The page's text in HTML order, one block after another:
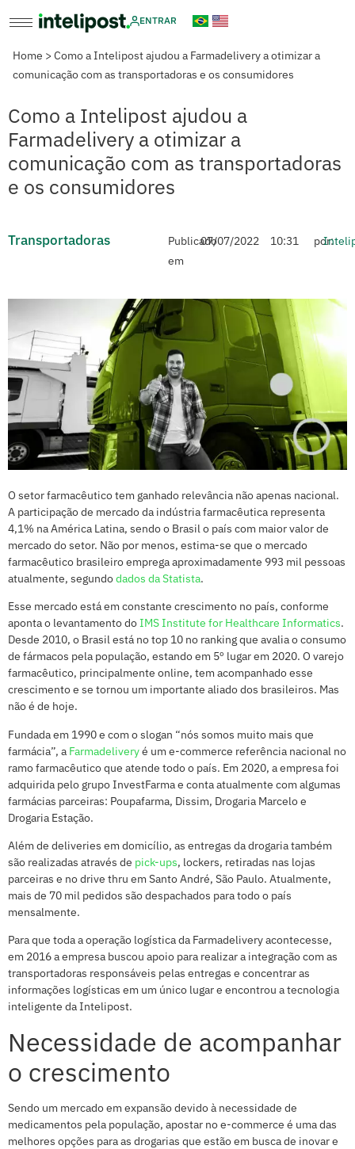
ENTRAR
Home > Como a Intelipost ajudou a Farmadelivery a otimizar a
comunicação com as transportadoras e os consumidores
Como a Intelipost ajudou a
Farmadelivery a otimizar a
comunicação com as transportadoras
e os consumidores
Transportadoras
Publicado
em
07/07/2022 10:31 por:
O setor farmacêutico tem ganhado relevância não apenas nacional.
A participação de mercado da indústria farmacêutica representa
4,1% na América Latina, sendo o Brasil o país com maior valor de
mercado do setor. Não por menos, estima-se que o mercado
farmacêutico brasileiro emprega aproximadamente 993 mil pessoas
atualmente, segundodados da Statista.
Esse mercado está em constante crescimento no país, conforme
aponta o levantamento doIMS Institute for Healthcare Informatics.
Desde 2010, o Brasil está no top 10 no ranking que avalia o consumo
de fármacos pela população, estando em 5º lugar em 2020. O varejo
farmacêutico, principalmente online, tem acompanhado esse
crescimento e se tornou um importante aliado dos brasileiros. Mas
não é de hoje.
Fundada em 1990 e com o slogan “nós somos muito mais que
farmácia”, a Farmadeliveryé um e-commerce referência nacional no
ramo farmacêutico que atende todo o país. Em 2020, a empresa foi
adquirida pelo grupo InvestFarma e conta atualmente com algumas
farmácias parceiras: Poupafarma, Dissim, Drogaria Marcelo e
Drogaria Estação.
Além de deliveries em domicílio, as entregas da drogaria também
são realizadas através de pick-ups, lockers, retiradas nas lojas
parceiras e no drive thru em Santo André, São Paulo. Atualmente,
mais de 70 mil pedidos são despachados para todo o país
mensalmente.
Para que toda a operação logística da Farmadelivery acontecesse,
em 2016 a empresa buscou apoio para realizar a integração com as
transportadoras responsáveis pelas entregas e concentrar as
informações logísticas em um único lugar e encontrou a tecnologia
inteligente da Intelipost.
Necessidade de acompanhar
o crescimento
Sendo um mercado em expansão devido à necessidade de
medicamentos pela população, apostar no e-commerce é uma das
melhores opções para as drogarias que estão em busca de inovar e